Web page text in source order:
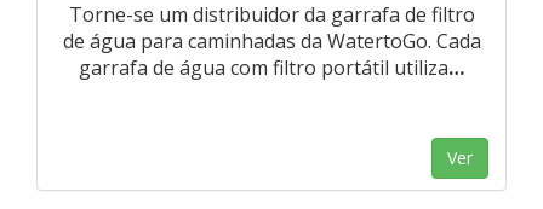
Torne-se um distribuidor da garrafa de filtro
de água para caminhadas da WatertoGo. Cada
garrafa de água com filtro portátil utiliza…
Ver